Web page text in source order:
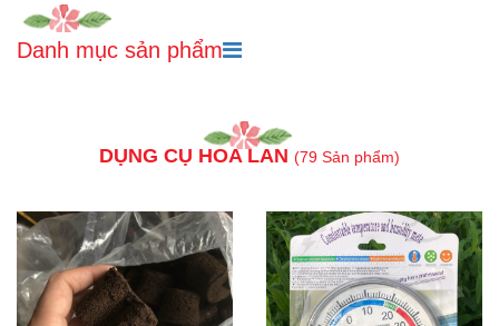
Danh mục sản phẩm
DỤNG CỤ HOA LAN (79 Sản phẩm)